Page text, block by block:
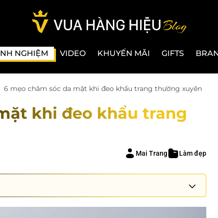
NGHIỆM VIDEO KHUYẾN MÃI GIFTS
6 mẹo chăm sóc da mặt khi đeo khẩu trang thường xuyên
khi đeo khẩu trang
Mai Trang Làm đẹp
lâu